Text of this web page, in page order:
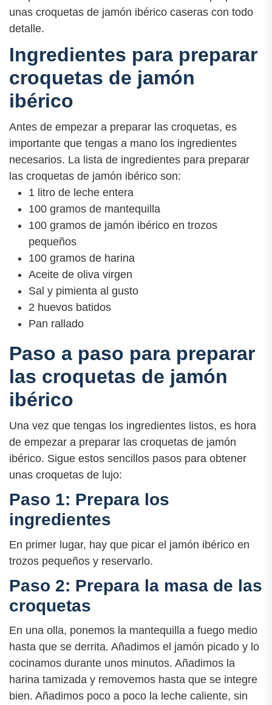
unas croquetas de jamón ibérico caseras con todo
detalle.
Ingredientes para preparar
croquetas de jamón
ibérico
Antes de empezar a preparar las croquetas, es
importante que tengas a mano los ingredientes
necesarios. La lista de ingredientes para preparar
las croquetas de jamón ibérico son:
1 litro de leche entera
100 gramos de mantequilla
100 gramos de jamón ibérico en trozos
pequeños
100 gramos de harina
Aceite de oliva virgen
Sal y pimienta al gusto
2 huevos batidos
Pan rallado
Paso a paso para preparar
las croquetas de jamón
ibérico
Una vez que tengas los ingredientes listos, es hora
de empezar a preparar las croquetas de jamón
ibérico. Sigue estos sencillos pasos para obtener
unas croquetas de lujo:
Paso 1: Prepara los
ingredientes
En primer lugar, hay que picar el jamón ibérico en
trozos pequeños y reservarlo.
Paso 2: Prepara la masa de las
croquetas
En una olla, ponemos la mantequilla a fuego medio
hasta que se derrita. Añadimos el jamón picado y lo
cocinamos durante unos minutos. Añadimos la
harina tamizada y removemos hasta que se integre
bien. Añadimos poco a poco la leche caliente, sin